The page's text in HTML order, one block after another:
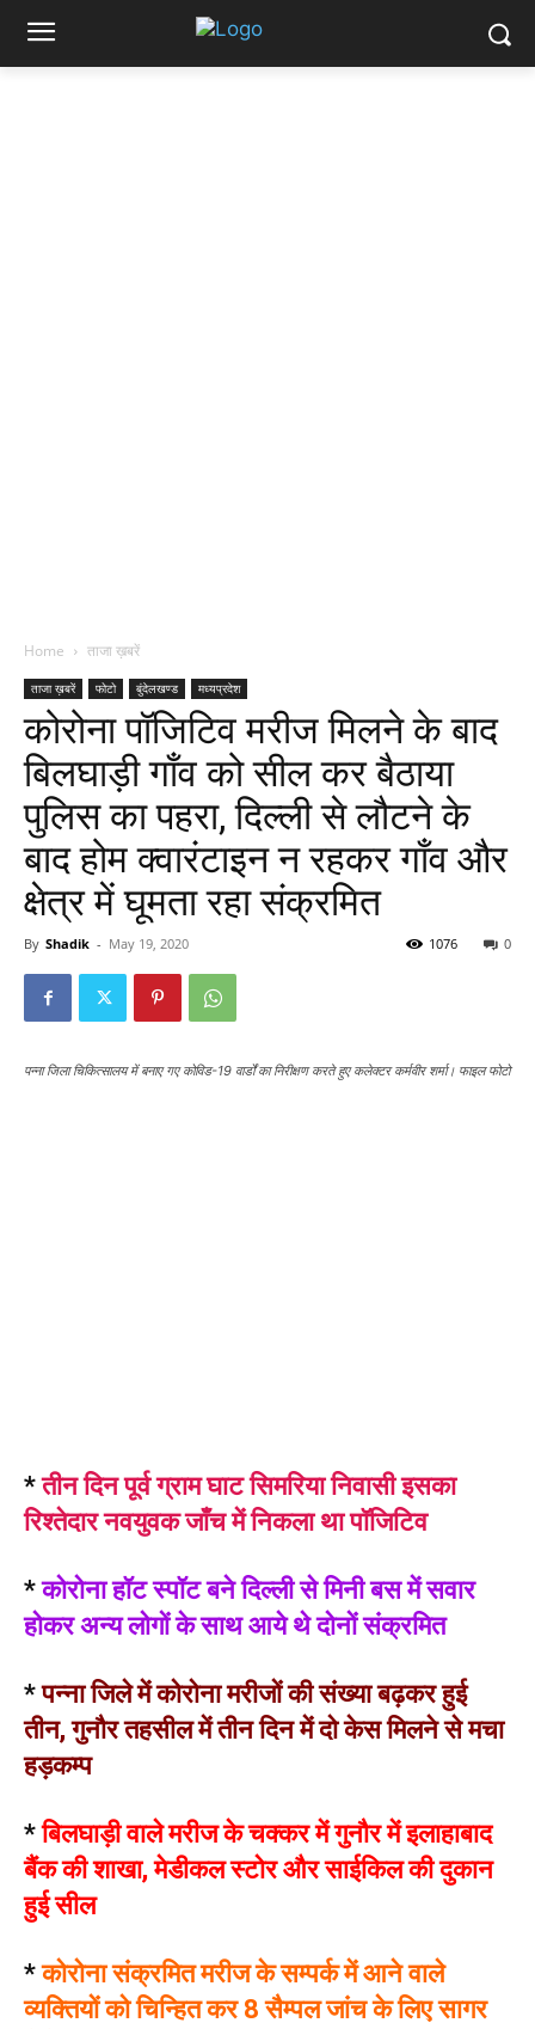
Home ताजा ख़बरें
ताजा ख़बरें फोटो बुंदेलखण्ड मध्यप्रदेश
कोरोना पॉजिटिव मरीज मिलने के बाद
बिलघाड़ी गाँव को सील कर बैठाया
पुलिस का पहरा, दिल्ली से लौटने के
बाद होम क्वारंटाइन न रहकर गाँव और
क्षेत्र में घूमता रहा संक्रमित
By Shadik - May 19, 2020 0
1076
पन्ना जिला चिकित्सालय में बनाए गए कोविड-19 वार्डों का निरीक्षण करते हुए कलेक्टर कर्मवीर शर्मा। फाइल फोटो
*तीन दिन पूर्व ग्राम घाट सिमरिया निवासी इसका
रिश्तेदार नवयुवक जाँच में निकला था पॉजिटिव
*कोरोना हॉट स्पॉट बने दिल्ली से मिनी बस में सवार
होकर अन्य लोगों के साथ आये थे दोनों संक्रमित
*पन्ना जिले में कोरोना मरीजों की संख्या बढ़कर हुई
तीन, गुनौर तहसील में तीन दिन में दो केस मिलने से मचा
हड़कम्प
*बिलघाड़ी वाले मरीज के चक्कर में गुनौर में इलाहाबाद
बैंक की शाखा, मेडीकल स्टोर और साईकिल की दुकान
हुई सील
*कोरोना संक्रमित मरीज के सम्पर्क में आने वाले
व्यक्तियों को चिन्हित कर 8 सैम्पल जांच के लिए सागर